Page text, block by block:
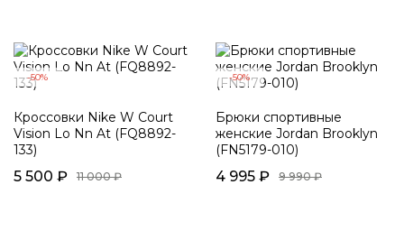
-50%
Кроссовки Nike W Court
Vision Lo Nn At (FQ8892-
133)
5 500 ₽ 11 000 ₽
-50%
Брюки спортивные
женские Jordan Brooklyn
(FN5179-010)
4 995 ₽ 9 990 ₽